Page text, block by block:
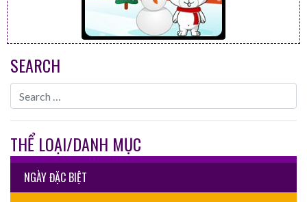
SEARCH
THỂ LOẠI/DANH MỤC
NGÀY ĐẶC BIỆT